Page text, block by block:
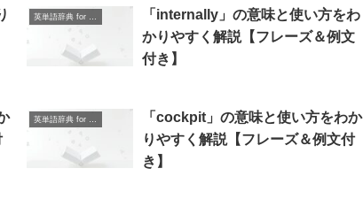
英単語辞典 for Beginners
「internally」の意味と使い方をわ
かりやすく解説【フレーズ＆例文
付き】
英単語辞典 for Beginners
「cockpit」の意味と使い方をわか
りやすく解説【フレーズ＆例文付
き】